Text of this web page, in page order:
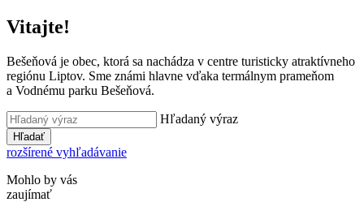
Vitajte!
Bešeňová je obec, ktorá sa nachádza v centre turisticky atraktívneho
regiónu Liptov. Sme známi hlavne vďaka termálnym prameňom
a Vodnému parku Bešeňová.
Hľadaný výraz
Hľadať
rozšírené vyhľadávanie
Mohlo by vás
zaujímať